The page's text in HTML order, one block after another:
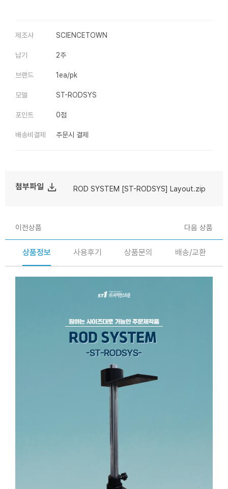
제조사 SCIENCETOWN
납기 2주
브랜드 1ea/pk
모델 ST-RODSYS
포인트 0점
배송비결제 주문시 결제
첨부파일 file_download ROD SYSTEM [ST-RODSYS] Layout.zip
이전상품 다음 상품
상품정보 사용후기 상품문의 배송/교환